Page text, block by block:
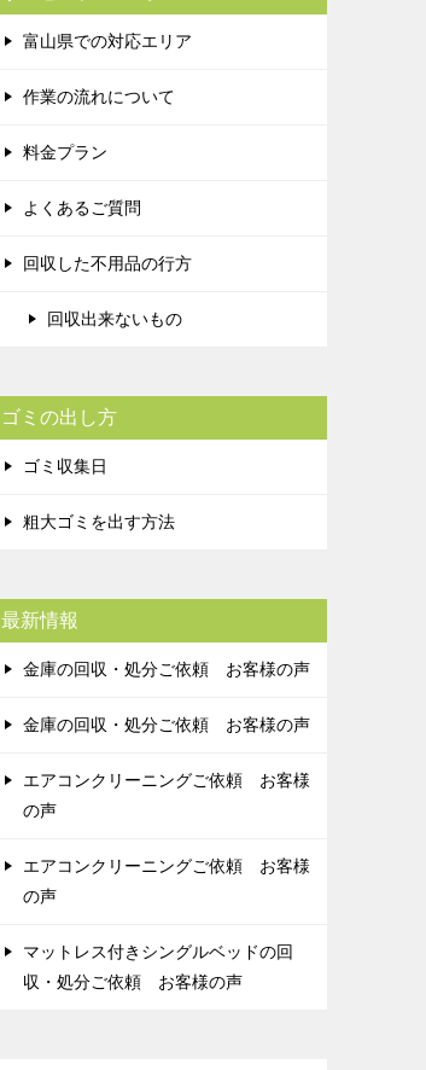
富山県での対応エリア
作業の流れについて
料金プラン
よくあるご質問
回収した不用品の行方
回収出来ないもの
ゴミの出し方
ゴミ収集日
粗大ゴミを出す方法
最新情報
金庫の回収・処分ご依頼 お客様の声
金庫の回収・処分ご依頼 お客様の声
エアコンクリーニングご依頼 お客様
の声
エアコンクリーニングご依頼 お客様
の声
マットレス付きシングルベッドの回
収・処分ご依頼 お客様の声